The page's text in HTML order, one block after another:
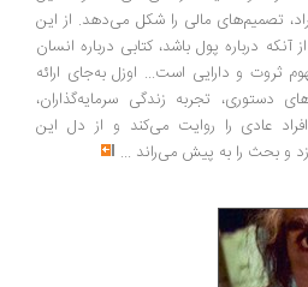
مالی را شکل می‌دهد. از این
پول باشد، کتابی درباره انسان
و دارایی است... اوزل به‌جای ارائه
تجربه زندگی سرمایه‌گذاران،
عادی را روایت می‌کند و از دل این
را به پیش می‌راند...